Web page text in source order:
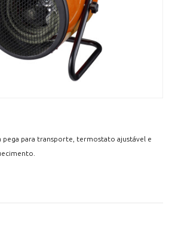
para transporte, termostato ajustável e